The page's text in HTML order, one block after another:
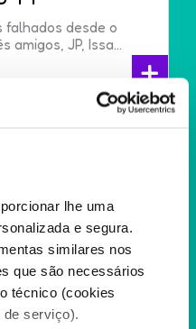
lhe uma
e segura.
similares nos
que são necessários
técnico (cookies
serviço).
falhados desde o
amigos, JP, Issa...
+